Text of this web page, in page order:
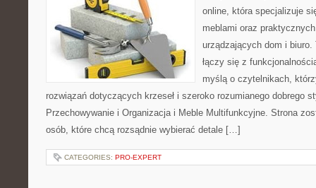
online, która specjalizuje
meblami oraz
urządzających dom i
łączy się z
myślą o czytelnikach,
rozwiązań dotyczących krzeseł i szeroko rozumianego dobrego
Przechowywanie i Organizacja i Meble Multifunkcyjne. Strona
osób, które chcą rozsądnie wybierać detale […]
CATEGORIES: PRO-EXPERT